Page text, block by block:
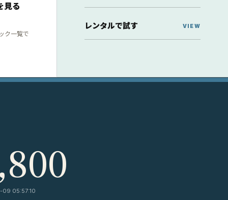
見る
ク一覧で
レンタルで試す
05:57:10